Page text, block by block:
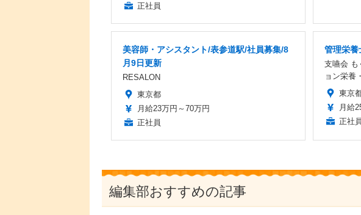
正社員
美容師・アシスタント/表参道駅/社員募集/8
月9日更新
RESALON
東京都
月給23万円～70万円
正社員
管理栄養
支嚥会 も
ョン栄養
東京
月給
正社員
編集部おすすめの記事